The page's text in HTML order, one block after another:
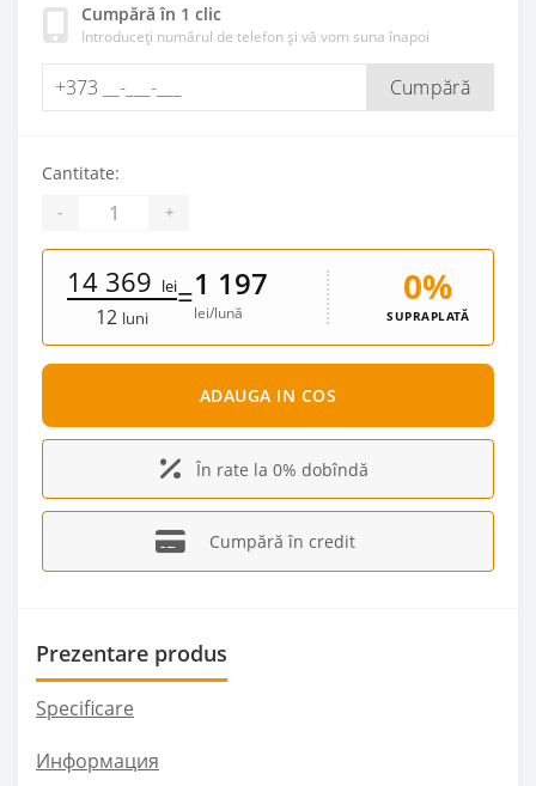
Cumpără în 1 clic
Introduceți numărul de telefon și vă vom suna înapoi
Cumpără
Cantitate:
- +
14 369 lei
12 luni
=1 197
lei/lună
0%
SUPRAPLATĂ
ADAUGA IN COS
În rate la 0% dobîndă
Cumpără în credit
Prezentare produs
Specificare
Информация